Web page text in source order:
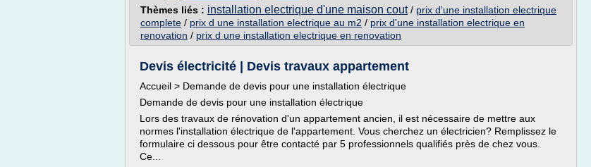
Thèmes liés : installation electrique d'une maison cout/ prix d'une installation electrique
complete / prix d une installation electrique au m2 / prix d'une installation electrique en
renovation / prix d une installation electrique en renovation
Devis électricité | Devis travaux appartement
Accueil > Demande de devis pour une installation électrique
Demande de devis pour une installation électrique
Lors des travaux de rénovation d'un appartement ancien, il est nécessaire de mettre aux
normes l'installation électrique de l'appartement. Vous cherchez un électricien? Remplissez le
formulaire ci dessous pour être contacté par 5 professionnels qualifiés près de chez vous.
Ce...